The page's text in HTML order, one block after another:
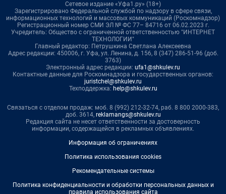
Сетевое издание «Уфа1.ру» (18+)
Зарегистрировано Федеральной службой по надзору в сфере связи,
информационных технологий и массовых коммуникаций (Роскомнадзор)
Регистрационный номер СМИ ЭЛ № ФС 77– 84716 от 06.02.2023 г.
Учредитель: Общество с ограниченной ответственностью "ИНТЕРНЕТ
ТЕХНОЛОГИИ"
Главный редактор: Петрушкина Светлана Алексеевна
Адрес редакции: 450006, г. Уфа, ул. Ленина, д. 156, 8 (347) 286-51-96 (доб.
3763)
Электронный адрес редакции: ufa1@shkulev.ru
Контактные данные для Роскомнадзора и государственных органов:
juristchel@shkulev.ru
Техподдержка: help@shkulev.ru
Связаться с отделом продаж: моб. 8 (992) 212-32-74, раб. 8 800 2000-383,
доб. 3614, reklamangs@shkulev.ru
Редакция сайта не несет ответственности за достоверность
информации, содержащейся в рекламных объявлениях.
Информация об ограничениях
Политика использования cookies
Рекомендательные системы
Политика конфиденциальности и обработки персональных данных и
правила использования сайта